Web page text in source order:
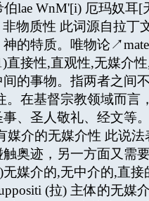
伯lae WnM'[i) 厄玛奴
非物质性 此词源自拉丁
的特质。唯物论
直接性,直观性,无媒介
的事物。指两者之间
。在基督宗教领域而
、圣人敬礼、经文等
媒介的无媒介性 此说
奥迹，另一方面又需
无媒介的,无中介的,直
(拉) 主体的无